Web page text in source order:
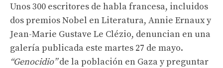
Unos 300 escritores de habla francesa, incluidos
dos premios Nobel en Literatura, Annie Ernaux y
Jean-Marie Gustave Le Clézio, denuncian en una
galería publicada este martes 27 de mayo.
“Genocidio”de la población en Gaza y preguntar